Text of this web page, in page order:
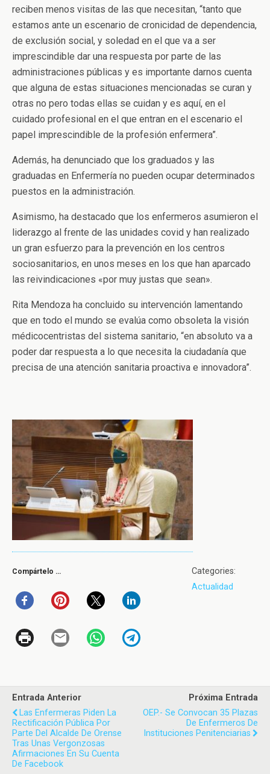
reciben menos visitas de las que necesitan, “tanto que
estamos ante un escenario de cronicidad de dependencia,
de exclusión social, y soledad en el que va a ser
imprescindible dar una respuesta por parte de las
administraciones públicas y es importante darnos cuenta
que alguna de estas situaciones mencionadas se curan y
otras no pero todas ellas se cuidan y es aquí, en el
cuidado profesional en el que entran en el escenario el
papel imprescindible de la profesión enfermera”.
Además, ha denunciado que los graduados y las
graduadas en Enfermería no pueden ocupar determinados
puestos en la administración.
Asimismo, ha destacado que los enfermeros asumieron el
liderazgo al frente de las unidades covid y han realizado
un gran esfuerzo para la prevención en los centros
sociosanitarios, en unos meses en los que han aparcado
las reivindicaciones «por muy justas que sean».
Rita Mendoza ha concluido su intervención lamentando
que en todo el mundo se evalúa como obsoleta la visión
médicocentristas del sistema sanitario, “en absoluto va a
poder dar respuesta a lo que necesita la ciudadanía que
precisa de una atención sanitaria proactiva e innovadora”.
Compártelo …
Categories:
Actualidad
Entrada Anterior
Las Enfermeras Piden La
Rectificación Pública Por
Parte Del Alcalde De Orense
Tras Unas Vergonzosas
Afirmaciones En Su Cuenta
De Facebook
Próxima Entrada
OEP.- Se Convocan 35 Plazas
De Enfermeros De
Instituciones Penitenciarias